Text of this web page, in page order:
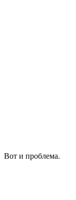
Вот и проблема.